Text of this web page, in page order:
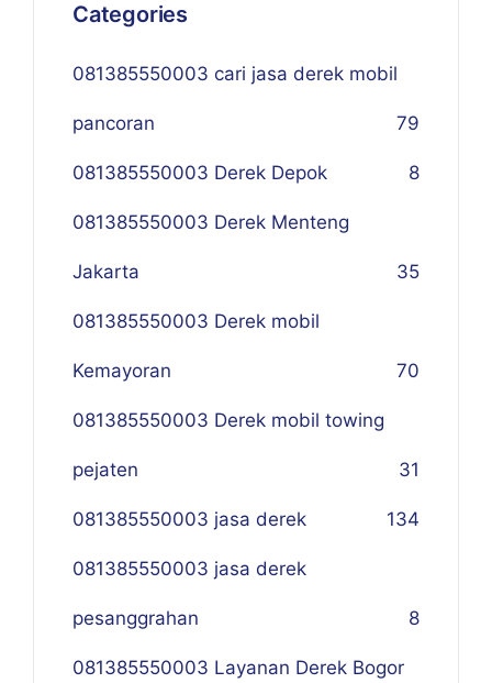
Categories
081385550003 cari jasa derek mobil
pancoran 79
081385550003 Derek Depok 8
081385550003 Derek Menteng
Jakarta 35
081385550003 Derek mobil
Kemayoran 70
081385550003 Derek mobil towing
pejaten 31
081385550003 jasa derek 134
081385550003 jasa derek
pesanggrahan 8
081385550003 Layanan Derek Bogor